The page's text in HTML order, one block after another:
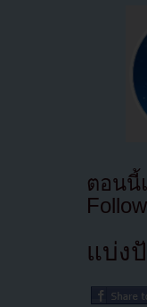
ตอนนี้
แบ่ง